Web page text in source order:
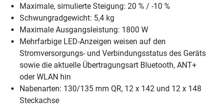
Maximale, simulierte Steigung: 20 % / -10 %
Schwungradgewicht: 5,4 kg
Maximale Ausgangsleistung: 1800 W
Mehrfarbige LED-Anzeigen weisen auf den
Stromversorgungs- und Verbindungsstatus des Geräts
sowie die aktuelle Übertragungsart Bluetooth, ANT+
oder WLAN hin
Nabenarten: 130/135 mm QR, 12 x 142 und 12 x 148
Steckachse